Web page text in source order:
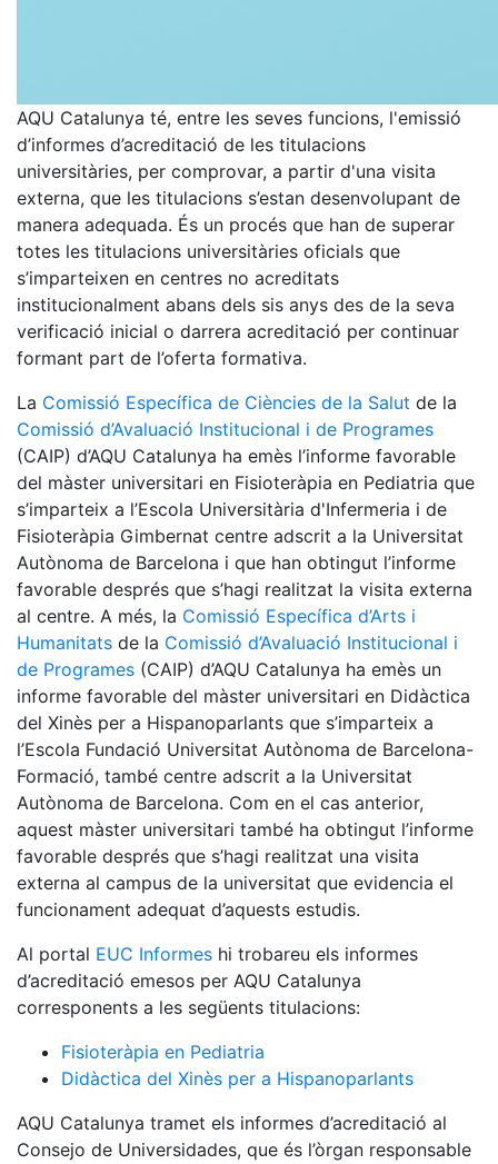
AQU Catalunya té, entre les seves funcions, l'emissió
d’informes d’acreditació de les titulacions
universitàries, per comprovar, a partir d'una visita
externa, que les titulacions s’estan desenvolupant de
manera adequada. És un procés que han de superar
totes les titulacions universitàries oficials que
s’imparteixen en centres no acreditats
institucionalment abans dels sis anys des de la seva
verificació inicial o darrera acreditació per continuar
formant part de l’oferta formativa.
La Comissió Específica de Ciències de la Salut de la
Comissió d’Avaluació Institucional i de Programes
(CAIP) d’AQU Catalunya ha emès l’informe favorable
del màster universitari en Fisioteràpia en Pediatria que
s’imparteix a l’Escola Universitària d'Infermeria i de
Fisioteràpia Gimbernat centre adscrit a la Universitat
Autònoma de Barcelona i que han obtingut l’informe
favorable després que s’hagi realitzat la visita externa
al centre. A més, la Comissió Específica d’Arts i
Humanitats de la Comissió d’Avaluació Institucional i
de Programes (CAIP) d’AQU Catalunya ha emès un
informe favorable del màster universitari en Didàctica
del Xinès per a Hispanoparlants que s’imparteix a
l’Escola Fundació Universitat Autònoma de Barcelona-
Formació, també centre adscrit a la Universitat
Autònoma de Barcelona. Com en el cas anterior,
aquest màster universitari també ha obtingut l’informe
favorable després que s’hagi realitzat una visita
externa al campus de la universitat que evidencia el
funcionament adequat d’aquests estudis.
Al portal EUC Informes hi trobareu els informes
d’acreditació emesos per AQU Catalunya
corresponents a les següents titulacions:
Fisioteràpia en Pediatria
Didàctica del Xinès per a Hispanoparlants
AQU Catalunya tramet els informes d’acreditació al
Consejo de Universidades, que és l’òrgan responsable